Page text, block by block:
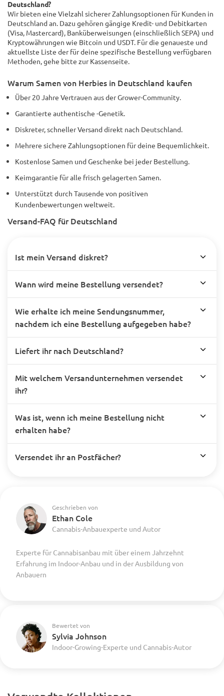
Deutschland?
Wir bieten eine Vielzahl sicherer Zahlungsoptionen für Kunden in
Deutschland an. Dazu gehören gängige Kredit- und Debitkarten
(Visa, Mastercard), Banküberweisungen (einschließlich SEPA) und
Kryptowährungen wie Bitcoin und USDT. Für die genaueste und
aktuellste Liste der für deine spezifische Bestellung verfügbaren
Methoden, gehe bitte zur Kassenseite.
Warum Samen von Herbies in Deutschland kaufen
Über 20 Jahre Vertrauen aus der Grower-Community.
Garantierte authentische -Genetik.
Diskreter, schneller Versand direkt nach Deutschland.
Mehrere sichere Zahlungsoptionen für deine Bequemlichkeit.
Kostenlose Samen und Geschenke bei jeder Bestellung.
Keimgarantie für alle frisch gelagerten Samen.
Unterstützt durch Tausende von positiven
Kundenbewertungen weltweit.
Versand-FAQ für Deutschland
Ist mein Versand diskret?
Wann wird meine Bestellung versendet?
Wie erhalte ich meine Sendungsnummer,
nachdem ich eine Bestellung aufgegeben habe?
Liefert ihr nach Deutschland?
Mit welchem Versandunternehmen versendet
ihr?
Was ist, wenn ich meine Bestellung nicht
erhalten habe?
Versendet ihr an Postfächer?
Geschrieben von
Ethan Cole
Cannabis-Anbauexperte und Autor
Experte für Cannabisanbau mit über einem Jahrzehnt
Erfahrung im Indoor-Anbau und in der Ausbildung von
Anbauern
Bewertet von
Sylvia Johnson
Indoor-Growing-Experte und Cannabis-Autor